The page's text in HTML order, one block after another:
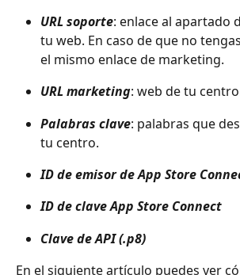
URL soporte: enlace al apartado
tu web. En caso de que no
el mismo enlace de marketing.
URL marketing: web de tu
Palabras clave: palabras que
tu centro.
ID de emisor de App Store
ID de clave App Store Connect
Clave de API (.p8)
En el siguiente artículo puedes ver